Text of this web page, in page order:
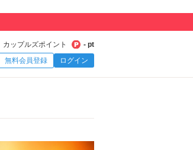
カップルズポイント
- pt
無料会員登録
ログイン